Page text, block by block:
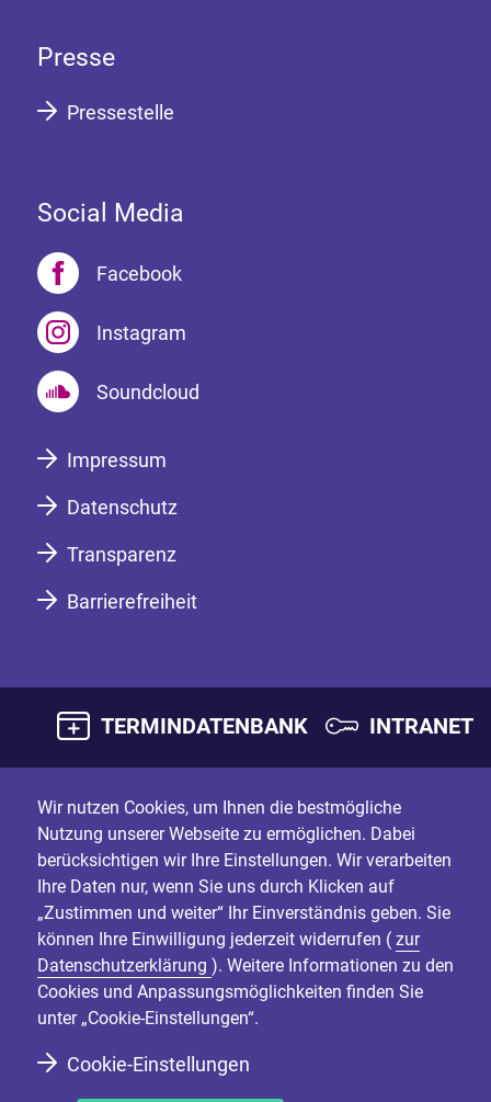
Presse
Pressestelle
Social Media
Facebook
Instagram
Soundcloud
Impressum
Datenschutz
Transparenz
Barrierefreiheit
TERMINDATENBANK INTRANET
Wir nutzen Cookies, um Ihnen die bestmögliche
Nutzung unserer Webseite zu ermöglichen. Dabei
berücksichtigen wir Ihre Einstellungen. Wir verarbeiten
Ihre Daten nur, wenn Sie uns durch Klicken auf
„Zustimmen und weiter“ Ihr Einverständnis geben. Sie
können Ihre Einwilligung jederzeit widerrufen ( zur
Datenschutzerklärung ). Weitere Informationen zu den
Cookies und Anpassungsmöglichkeiten finden Sie
unter „Cookie-Einstellungen“.
Cookie-Einstellungen